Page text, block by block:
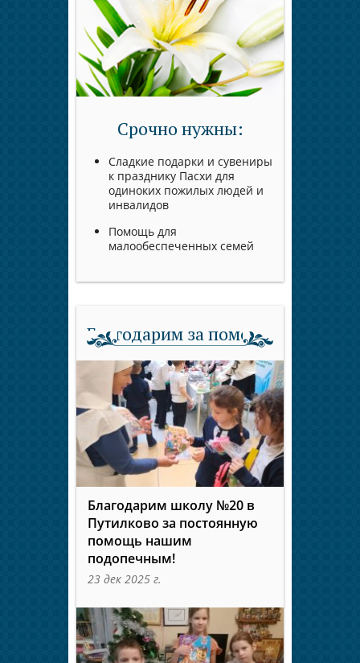
Срочно нужны:
Сладкие подарки и сувениры
к празднику Пасхи для
одиноких пожилых людей и
инвалидов
Помощь для
малообеспеченных семей
Благодарим за помощь
Благодарим школу №20 в
Путилково за постоянную
помощь нашим
подопечным!
23 дек 2025 г.